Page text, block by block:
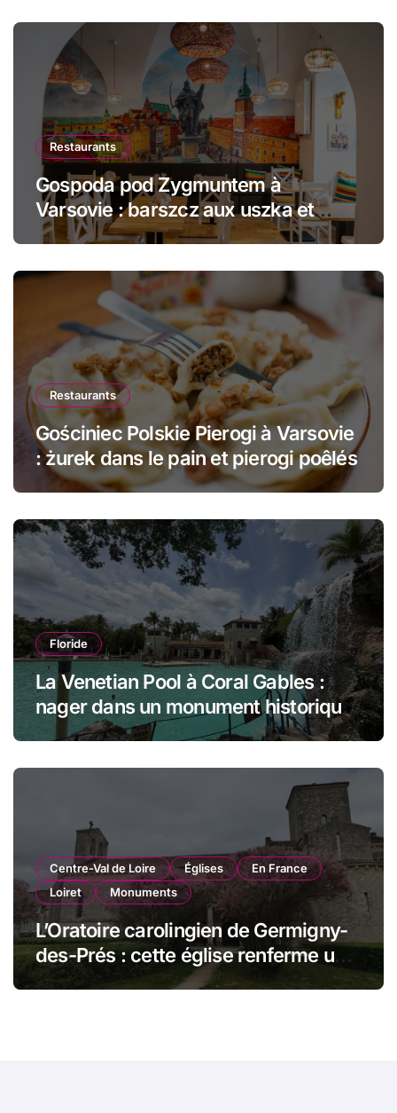
Restaurants
Gospoda pod Zygmuntem à
Varsovie : barszcz aux uszka et
pierogi face au Château Royal
Restaurants
Gościniec Polskie Pierogi à Varsovie
: żurek dans le pain et pierogi poêlés
Floride
La Venetian Pool à Coral Gables :
nager dans un monument historique
de Miami
Centre-Val de Loire Églises
En France
Loiret
Monuments
L’Oratoire carolingien de Germigny-
des-Prés : cette église renferme une
magnifique mosaïque carolingienne